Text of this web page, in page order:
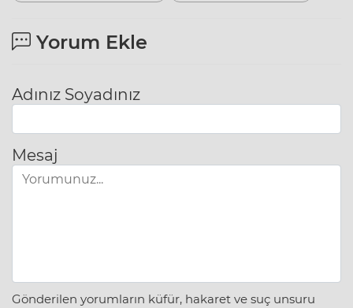
Yorum Ekle
Adınız Soyadınız
Mesaj
Gönderilen yorumların küfür, hakaret ve suç unsuru